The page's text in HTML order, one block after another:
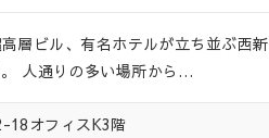
層ビル、有名ホテルが立ち並ぶ西新
人通りの多い場所から…
18オフィスK3階